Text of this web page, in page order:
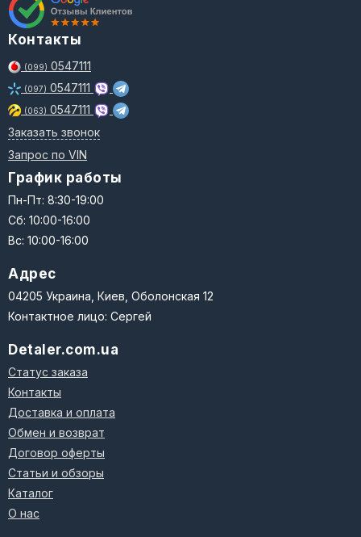
Контакты
(099) 0547111
(097) 0547111
(063) 0547111
Заказать звонок
Запрос по VIN
График работы
Пн-Пт: 8:30-19:00
Сб: 10:00-16:00
Вс: 10:00-16:00
Адрес
04205 Украина, Киев, Оболонская 12
Контактное лицо: Сергей
Detaler.com.ua
Статус заказа
Контакты
Доставка и оплата
Обмен и возврат
Договор оферты
Статьи и обзоры
Каталог
О нас